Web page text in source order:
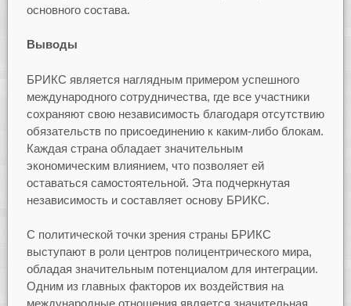
основного состава.
Выводы
БРИКС является наглядным примером успешного
международного сотрудничества, где все участники
сохраняют свою независимость благодаря отсутствию
обязательств по присоединению к каким-либо блокам.
Каждая страна обладает значительным
экономическим влиянием, что позволяет ей
оставаться самостоятельной. Эта подчеркнутая
независимость и составляет основу БРИКС.
С политической точки зрения страны БРИКС
выступают в роли центров полицентрического мира,
обладая значительным потенциалом для интеграции.
Одним из главных факторов их воздействия на